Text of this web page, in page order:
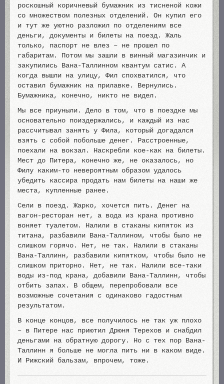
роскошный коричневый бумажник из тисненой кожи
со множеством полезных отделений. Он купил его
и тут же уютно разложил по отделениям все
деньги, документы и билеты на поезд. Жаль
только, паспорт не влез – не прошел по
габаритам. Потом мы зашли в винный магазинчик и
закупились Вана-Таллинном квантум сатис. А
когда вышли на улицу, Фил спохватился, что
оставил бумажник на прилавке. Вернулись.
Бумажника, конечно, никто не видел.
Мы все приуныли. Дело в том, что в поездке мы
основательно поиздержались, и каждый из нас
рассчитывал занять у Фила, который догадался
взять с собой побольше денег. Расстроенные,
поехали на вокзал. Наскребли кое-как на билеты.
Мест до Питера, конечно же, не оказалось, но
Филу каким-то невероятным образом удалось
убедить кассира продать нам билеты на наши же
места, купленные ранее.
Сели в поезд. Жарко, хочется пить. Денег на
вагон-ресторан нет, а вода из крана противно
воняет туалетом. Налили в стаканы кипяток из
титана, разбавили Вана-Таллином, чтобы было не
слишком горячо. Нет, не так. Налили в стаканы
Вана-Таллинн, разбавили кипятком, чтобы было не
слишком приторно. Нет, не так. Налили все-таки
воды из-под крана, добавили Вана-Таллинн, чтобы
отбить запах. В общем, перепробовали все
возможные сочетания с одинаково гадостным
результатом.
В конце концов, все получилось не так уж плохо
– в Питере нас приютил Дрюня Терехов и снабдил
деньгами на обратную дорогу. Но с тех пор Вана-
Таллинн я больше не могла пить ни в каком виде.
И Рижский бальзам, впрочем, тоже.